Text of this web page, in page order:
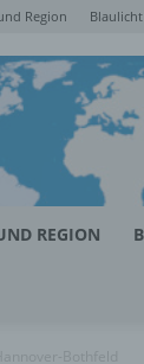
Region Blaulicht
REGION